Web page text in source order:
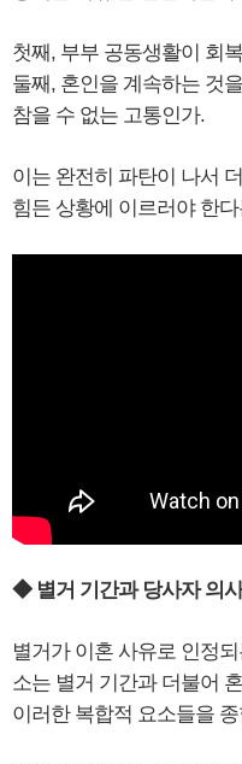
첫째, 부부 공동생활이 회
둘째, 혼인을 계속하는 것
참을 수 없는 고통인가.
이는 완전히 파탄이 나서
힘든 상황에 이르러야 한
◆ 별거 기간과 당사자 의
별거가 이혼 사유로 인정
소는 별거 기간과 더불어
이러한 복합적 요소들을